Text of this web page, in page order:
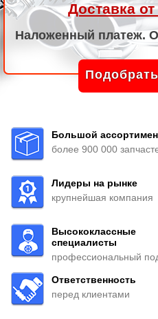
Доставка
Наложенный платеж.
Большой
более 900 000
Лидеры на рынке
крупнейшая компания
Высококлассные
специалисты
профессиональный
Ответственность
перед клиентами